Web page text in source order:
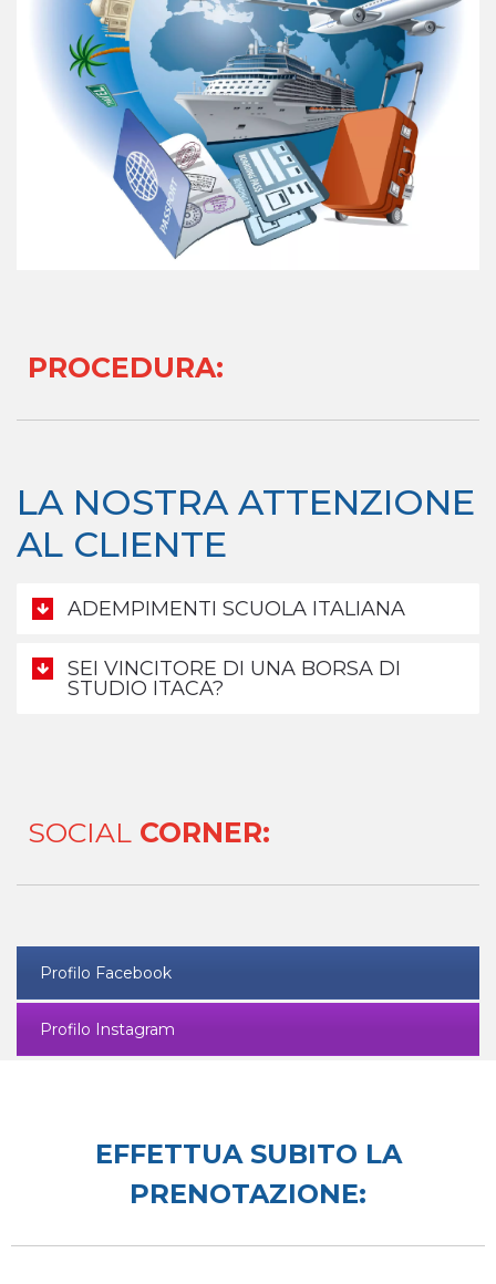
PROCEDURA:
LA NOSTRA ATTENZIONE
AL CLIENTE
ADEMPIMENTI SCUOLA ITALIANA
SEI VINCITORE DI UNA BORSA DI
STUDIO ITACA?
SOCIAL CORNER:
Profilo Facebook
Profilo Instagram
EFFETTUA SUBITO LA
PRENOTAZIONE: